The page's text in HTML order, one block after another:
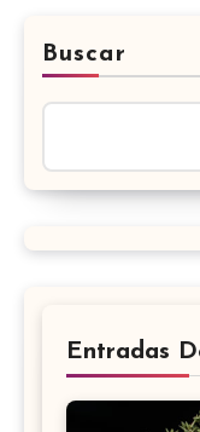
Buscar
Entradas